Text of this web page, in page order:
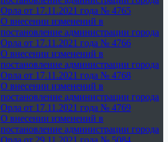
Орла от 17.11.2021 года № 4765
О внесении изменений в
постановление администрации города
Орла от 17.11.2021 года № 4766
О внесении изменений в
постановление администрации города
Орла от 17.11.2021 года № 4768
О внесении изменений в
постановление администрации города
Орла от 17.11.2021 года № 4769
О внесении изменений в
постановление администрации города
Орла от 29.11.2021 года № 5084